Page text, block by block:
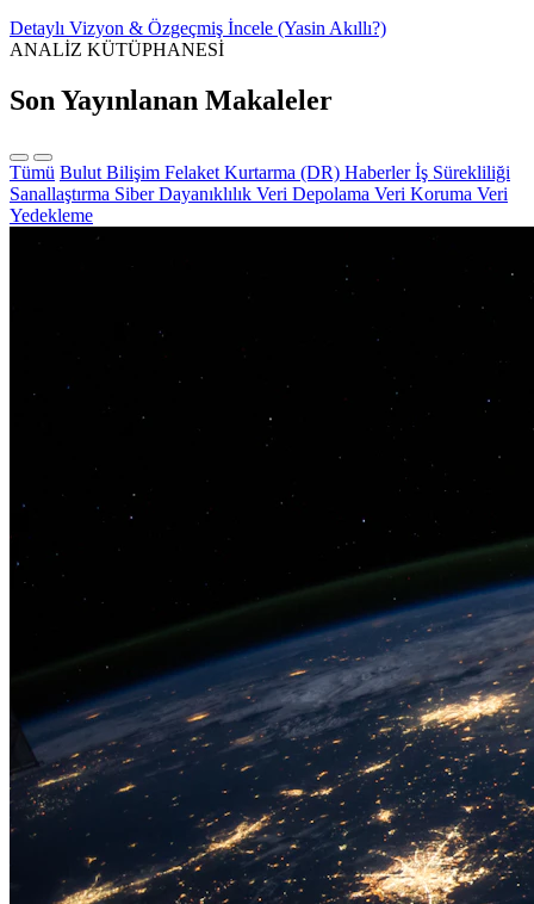
Detaylı Vizyon & Özgeçmiş İncele (Yasin Akıllı?)
ANALİZ KÜTÜPHANESİ
Son Yayınlanan Makaleler
Tümü Bulut Bilişim Felaket Kurtarma (DR) Haberlerİş Sürekliliği
Sanallaştırma Siber Dayanıklılık Veri Depolama Veri Koruma Veri
Yedekleme